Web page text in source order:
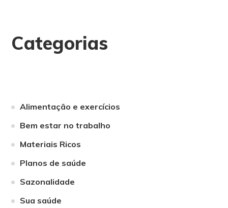
Categorias
Alimentação e exercícios
Bem estar no trabalho
Materiais Ricos
Planos de saúde
Sazonalidade
Sua saúde